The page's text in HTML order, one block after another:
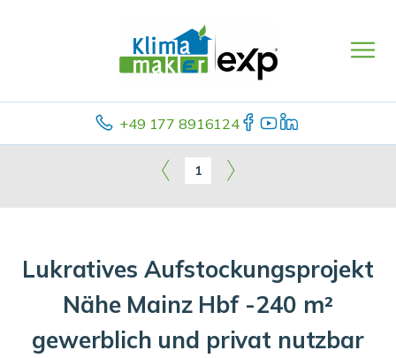
+49 177 8916124
1
Lukratives Aufstockungsprojekt
Nähe Mainz Hbf -240 m²
gewerblich und privat nutzbar